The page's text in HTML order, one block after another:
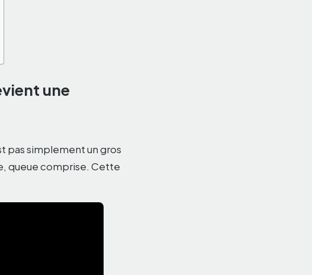
une
pas simplement un gros
queue comprise. Cette